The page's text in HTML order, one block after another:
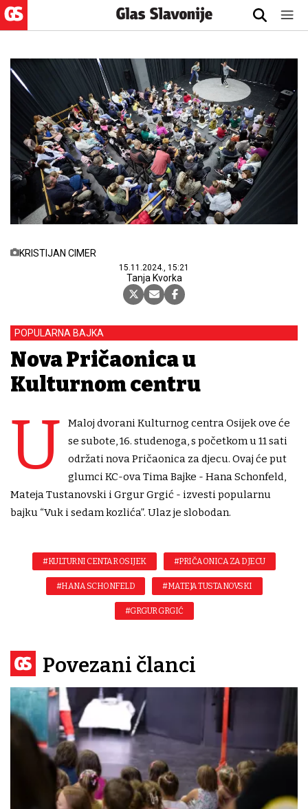
KRISTIJAN CIMER
15.11.2024., 15:21
Tanja Kvorka
POPULARNA BAJKA
Nova Pričaonica u
Kulturnom centru
U
Maloj dvorani Kulturnog centra Osijek ove će
se subote, 16. studenoga, s početkom u 11 sati
održati nova Pričaonica za djecu. Ovaj će put
glumci KC-ova Tima Bajke - Hana Schonfeld,
Mateja Tustanovski i Grgur Grgić - izvesti popularnu
bajku “Vuk i sedam kozlića”. Ulaz je slobodan.
#KULTURNI CENTAR OSIJEK #PRIČAONICA ZA DJECU
#HANA SCHONFELD #MATEJA TUSTANOVSKI
#GRGUR GRGIĆ
Povezani članci